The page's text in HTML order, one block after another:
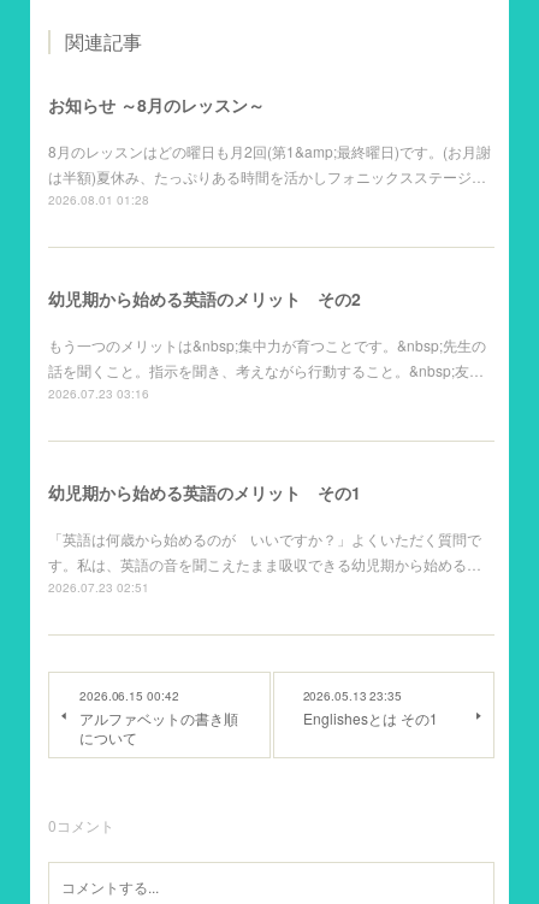
関連記事
お知らせ ～8月のレッスン～
8月のレッスンはどの曜日も月2回(第1&amp;最終曜日)です。(お月謝
は半額)夏休み、たっぷりある時間を活かしフォニックスステージ…
2026.08.01 01:28
幼児期から始める英語のメリット その2
もう一つのメリットは&nbsp;集中力が育つことです。&nbsp;先生の
話を聞くこと。指示を聞き、考えながら行動すること。&nbsp;友…
2026.07.23 03:16
幼児期から始める英語のメリット その1
「英語は何歳から始めるのが いいですか？」よくいただく質問で
す。私は、英語の音を聞こえたまま吸収できる幼児期から始める…
2026.07.23 02:51
2026.06.15 00:42
アルファベットの書き順
について
2026.05.13 23:35
Englishesとは その1
0コメント